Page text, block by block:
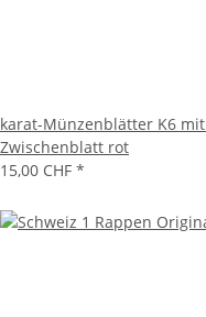
karat-Münzenblätter K6 mit
Zwischenblatt rot
15,00 CHF *